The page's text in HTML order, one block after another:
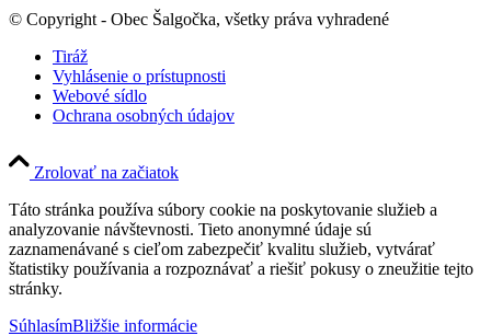
© Copyright - Obec Šalgočka, všetky práva vyhradené
Tiráž
Vyhlásenie o prístupnosti
Webové sídlo
Ochrana osobných údajov
Zrolovať na začiatok
Táto stránka používa súbory cookie na poskytovanie služieb a
analyzovanie návštevnosti. Tieto anonymné údaje sú
zaznamenávané s cieľom zabezpečiť kvalitu služieb, vytvárať
štatistiky používania a rozpoznávať a riešiť pokusy o zneužitie tejto
stránky.
SúhlasímBližšie informácie